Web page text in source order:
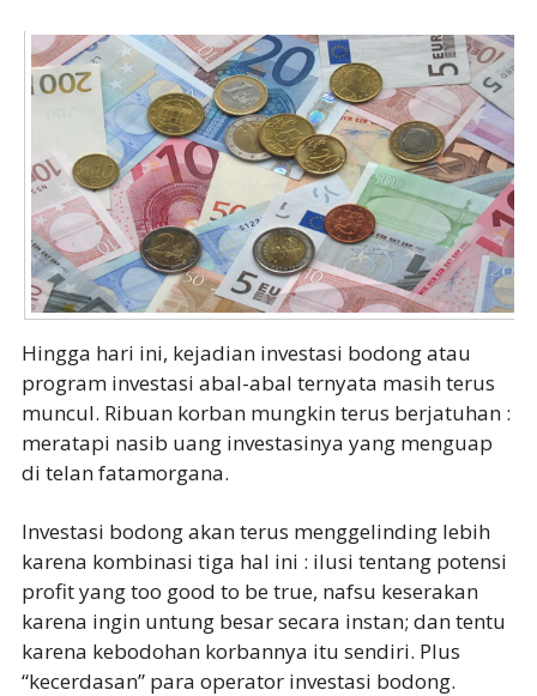
Hingga hari ini, kejadian investasi bodong atau
program investasi abal-abal ternyata masih terus
muncul. Ribuan korban mungkin terus berjatuhan :
meratapi nasib uang investasinya yang menguap
di telan fatamorgana.
Investasi bodong akan terus menggelinding lebih
karena kombinasi tiga hal ini : ilusi tentang potensi
profit yang too good to be true, nafsu keserakan
karena ingin untung besar secara instan; dan tentu
karena kebodohan korbannya itu sendiri. Plus
“kecerdasan” para operator investasi bodong.